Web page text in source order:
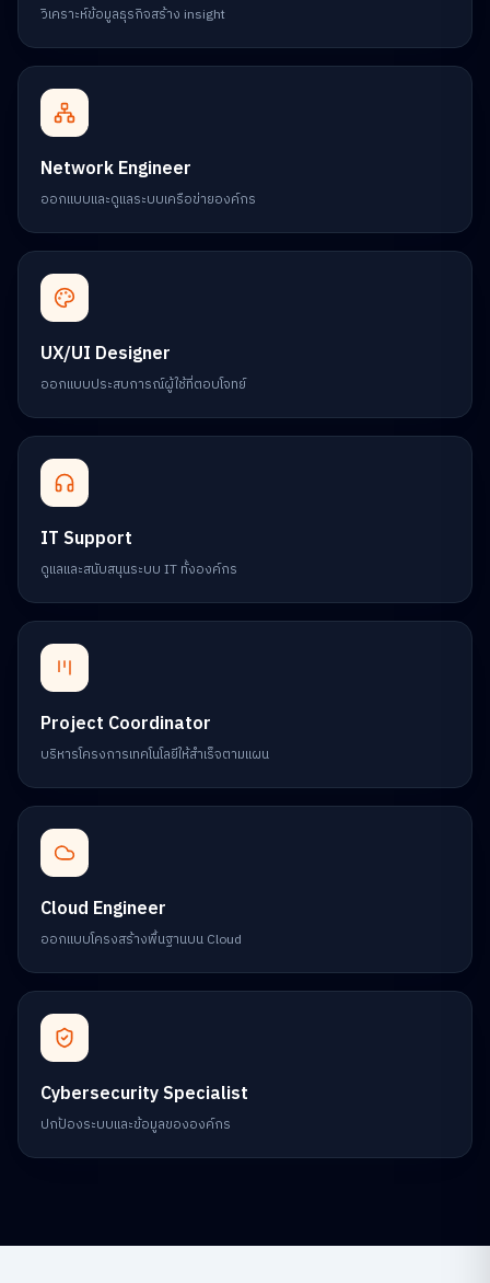
วิเคราะห์ข้อมูลธุรกิจสร้าง insight
Network Engineer
ออกแบบและดูแลระบบเครือข่ายองค์กร
UX/UI Designer
ออกแบบประสบการณ์ผู้ใช้ที่ตอบโจทย์
IT Support
ดูแลและสนับสนุนระบบ IT ทั้งองค์กร
Project Coordinator
บริหารโครงการเทคโนโลยีให้สำเร็จตามแผน
Cloud Engineer
ออกแบบโครงสร้างพื้นฐานบน Cloud
Cybersecurity Specialist
ปกป้องระบบและข้อมูลขององค์กร